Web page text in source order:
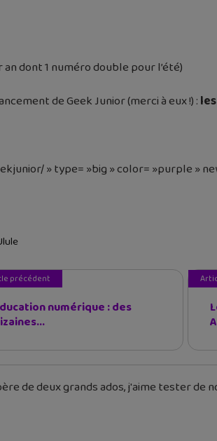
dont 1 numéro double pour l’été)
de Geek Junior (merci à eux !) :
» type= »big » color= »purple »
précédent
numérique : des
de deux grands ados, j'aime tester